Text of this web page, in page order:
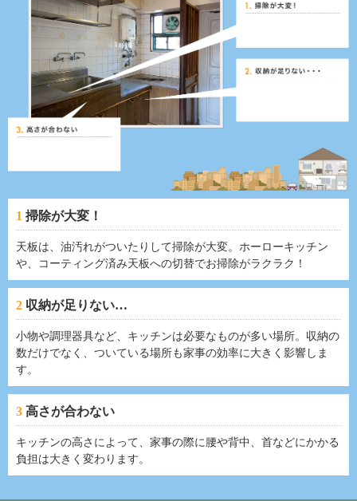
1 掃除が大変！
天板は、油汚れがついたりして掃除が大変。ホーローキッチン
や、コーティング済み天板への切替でお掃除がラクラク！
2 収納が足りない…
小物や調理器具など、キッチンは必要なものが多い場所。収納の
数だけでなく、ついている場所も家事の効率に大きく影響しま
す。
3 高さが合わない
キッチンの高さによって、家事の際に腰や背中、首などにかかる
負担は大きく変わります。